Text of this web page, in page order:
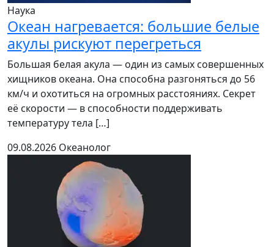
Наука
Океан нагревается: большие белые
акулы рискуют перегреться
Большая белая акула — один из самых совершенных
хищников океана. Она способна разгоняться до 56
км/ч и охотиться на огромных расстояниях. Секрет
её скорости — в способности поддерживать
температуру тела […]
09.08.2026 Океанолог